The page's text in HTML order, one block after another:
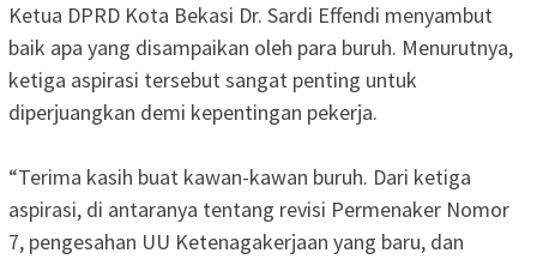
‎Ketua DPRD Kota Bekasi Dr. Sardi Effendi menyambut
baik apa yang disampaikan oleh para buruh. Menurutnya,
ketiga aspirasi tersebut sangat penting untuk
diperjuangkan demi kepentingan pekerja.
‎“Terima kasih buat kawan-kawan buruh. Dari ketiga
aspirasi, di antaranya tentang revisi Permenaker Nomor
7, pengesahan UU Ketenagakerjaan yang baru, dan